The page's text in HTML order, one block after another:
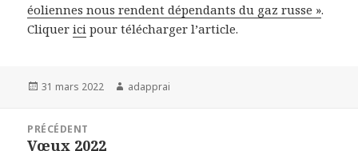
éoliennes nous rendent dépendants du gaz russe ».
Cliquerici pour télécharger l’article.
Publié
31 mars 2022 Auteur
adapprai
PRÉCÉDENT
Article
Vœux 2022